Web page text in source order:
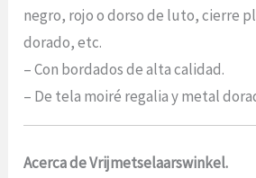
negro, rojo o dorso de luto, cierre
dorado, etc.
– Con bordados de alta calidad.
– De tela moiré regalia y metal
Acerca de Vrijmetselaarswinkel.